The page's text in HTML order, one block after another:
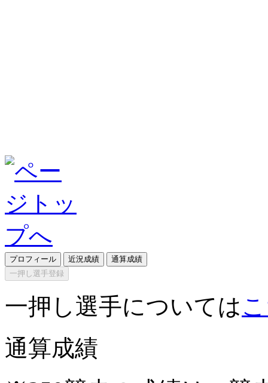
プロフィール 近況成績
通算成績
一押し選手登録
一押し選手については
通算成績